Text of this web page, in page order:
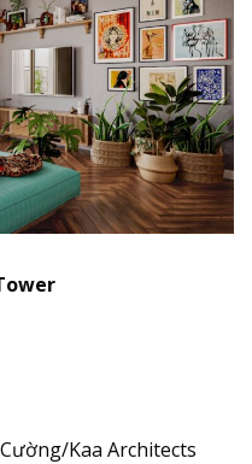
Kaa Architects